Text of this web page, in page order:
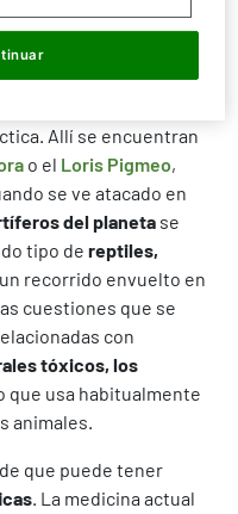
más fascinantes
Allí se encuentran
o el Loris Pigmeo,
se ve atacado en
del planeta se
tipo de reptiles,
recorrido envuelto en
cuestiones que se
con
tóxicos, los
que usa habitualmente
animales.
que puede tener
. La medicina actual